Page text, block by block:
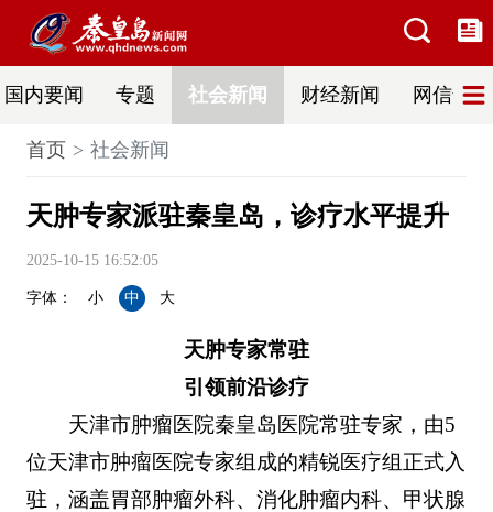
国内要闻 专题 社会新闻 财经新闻 网信普法
首页 社会新闻
天肿专家派驻秦皇岛，诊疗水平提升
2025-10-15 16:52:05
字体： 小 中 大
天肿专家常驻
引领前沿诊疗
天津市肿瘤医院秦皇岛医院常驻专家，由5
位天津市肿瘤医院专家组成的精锐医疗组正式入
驻，涵盖胃部肿瘤外科、消化肿瘤内科、甲状腺